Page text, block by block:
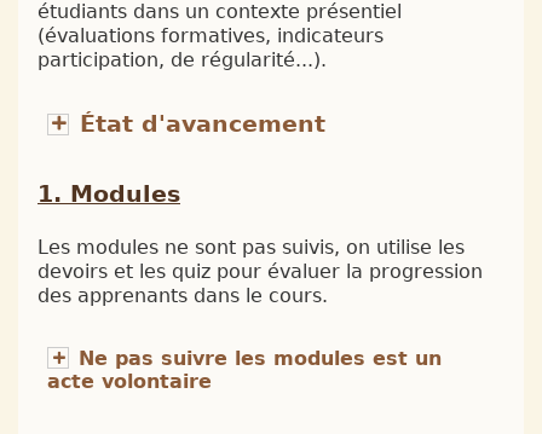
étudiants dans un contexte présentiel
(évaluations formatives, indicateurs
participation, de régularité...).
État d'avancement
Modules
Les modules ne sont pas suivis, on utilise les
devoirs et les quiz pour évaluer la progression
des apprenants dans le cours.
Ne pas suivre les modules est un
acte volontaire